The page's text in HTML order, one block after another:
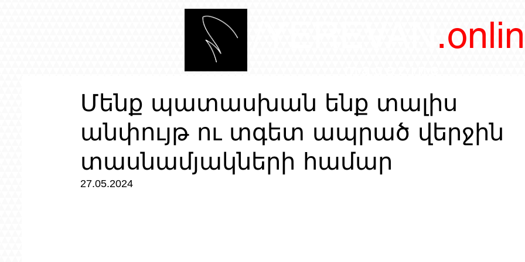
Մենք պատասխան ենք տալիս
անփույթ ու տգետ ապրած վերջին
տասնամյակների համար
27.05.2024